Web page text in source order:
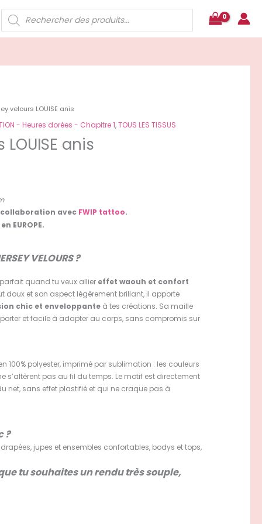
Recherche
de
produits
velours LOUISE anis
- Heures dorées - Chapitre 1,TOUS LES TISSUS
anis
collaboration avec FWIP tattoo.
EUROPE.
VELOURS ?
parfait quand tu veux allier effet waouh et confort
doux et son aspect légèrement brillant, il apporte
chic et enveloppanteà tes créations. Sa maille
et facile à adapter au corps, sans compromis sur
100% polyester, imprimé par sublimation : les couleurs
s’altèrent pas au fil du temps. Le motif est directement
net, sans effet plastifié et qui ne craque pas à
?
jupes et ensembles confortables, bodys et tops,
tu souhaites un rendu très souple,